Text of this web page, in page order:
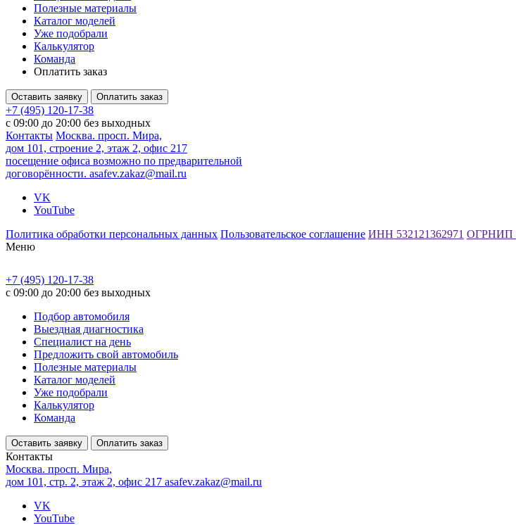
Полезные материалы
Каталог моделей
Уже подобрали
Калькулятор
Команда
Оплатить заказ
Оставить заявку Оплатить заказ
+7 (495) 120-17-38
с 09:00 до 20:00 без выходных
Контакты Москва. просп. Мира,
дом 101, строение 2, этаж 2, офис 217
посещение офиса возможно по предварительной
договорённости. asafev.zakaz@mail.ru
VK
YouTube
Политика обработки персональных данных Пользовательское соглашение ИНН 532121362971 ОГРНИП
Меню
+7 (495) 120-17-38
с 09:00 до 20:00 без выходных
Подбор автомобиля
Выездная диагностика
Специалист на день
Предложить свой автомобиль
Полезные материалы
Каталог моделей
Уже подобрали
Калькулятор
Команда
Оставить заявку Оплатить заказ
Контакты
Москва. просп. Мира,
дом 101, стр. 2, этаж 2, офис 217 asafev.zakaz@mail.ru
VK
YouTube